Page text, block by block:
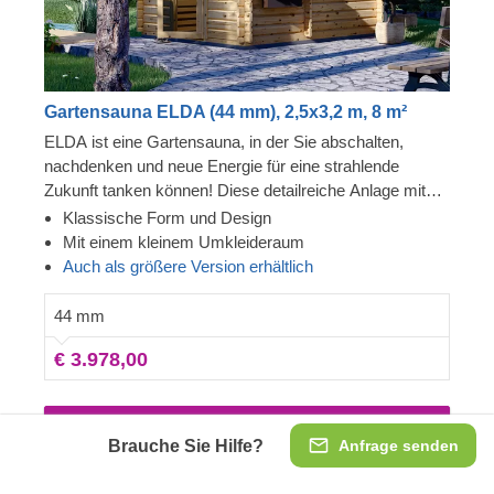
Anfrage senden
Brauche Sie Hilfe?
Gartensauna ELDA (44 mm), 2,5x3,2 m, 8 m²
ELDA ist eine Gartensauna, in der Sie abschalten,
nachdenken und neue Energie für eine strahlende
Zukunft tanken können! Diese detailreiche Anlage mit
schönem Spitzdach ist gemütlich und komfortabel,
außerdem können Sie sich in der Umkleidekabine mit
mehreren Bänken auf den Saunagang vorbereiten. Die
auf schöne Momente mit bester Stimmung!
Klassische Form und Design
Mit einem kleinem Umkleideraum
Auch als größere Version erhältlich
44 mm
€ 3.978,00
Fotos und Details